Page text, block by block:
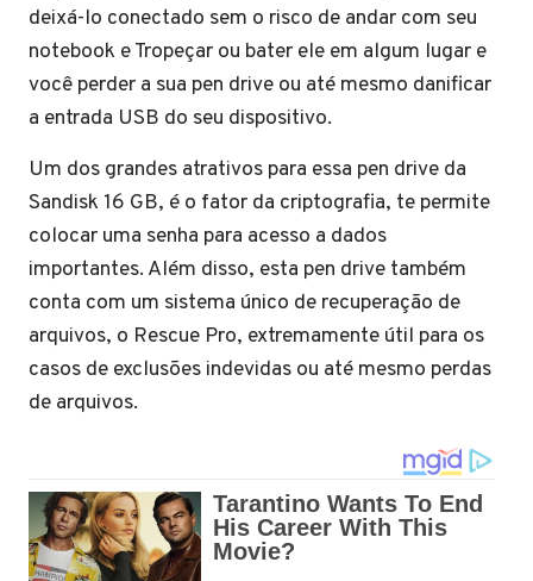
deixá-lo conectado sem o risco de andar com seu
notebook e Tropeçar ou bater ele em algum lugar e
você perder a sua pen drive ou até mesmo danificar
a entrada USB do seu dispositivo.
Um dos grandes atrativos para essa pen drive da
Sandisk 16 GB, é o fator da criptografia, te permite
colocar uma senha para acesso a dados
importantes. Além disso, esta pen drive também
conta com um sistema único de recuperação de
arquivos, o Rescue Pro, extremamente útil para os
casos de exclusões indevidas ou até mesmo perdas
de arquivos.